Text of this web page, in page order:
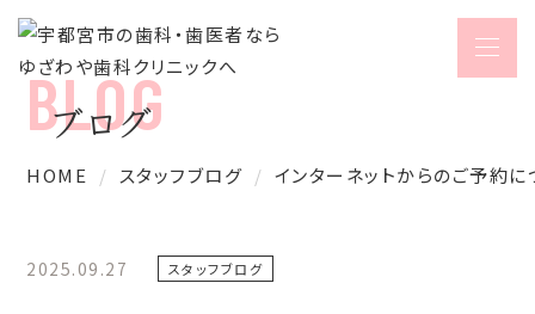
ブログ
HOME スタッフブログ インターネットからのご予約に
2025.09.27 スタッフブログ